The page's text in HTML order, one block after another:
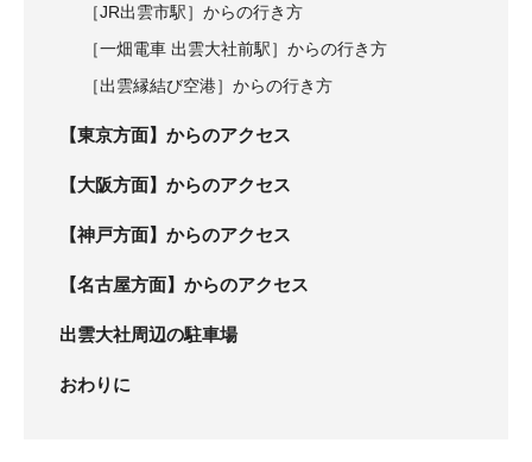
［JR出雲市駅］からの行き方
［一畑電車 出雲大社前駅］からの行き方
［出雲縁結び空港］からの行き方
【東京方面】からのアクセス
【大阪方面】からのアクセス
【神戸方面】からのアクセス
【名古屋方面】からのアクセス
出雲大社周辺の駐車場
おわりに